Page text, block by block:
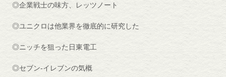
◎企業戦士の味方、レッツノート
◎ユニクロは他業界を徹底的に研究した
◎ニッチを狙った日東電工
◎セブン-イレブンの気概